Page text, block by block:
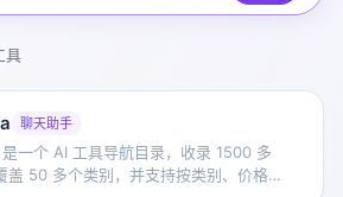
具
聊天助手
一个 AI 工具导航目录，收录 1500 多
盖 50 多个类别，并支持按类别、价格和